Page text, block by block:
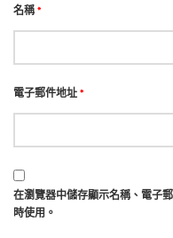
名稱 *
電子郵件地址 *
在瀏覽器中儲存顯示名稱、電子
時使用。